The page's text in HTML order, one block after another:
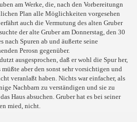
am Werke, die, nach den Vorbereitungn
Plan alle Möglichkeiten vorgesehen
auch die Vermutung des alten Gruber
der alte Gruber am Donnerstag, den 30
nach Spuren ab und äußerte seine
Perosn gegenüber.
ausgesprochen, daß er wohl die Spur her,
aber den sonst sehr vorsichtigen und
veranlaßt haben. Nichts war einfacher, als
Nachbarn zu verständigen und sie zu
Haus absuchen. Gruber hat es bei seiner
mied, nicht.